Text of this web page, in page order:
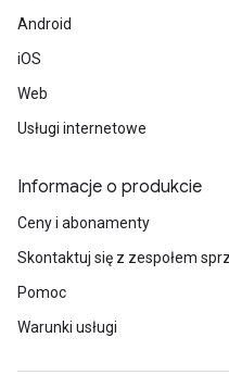
Android
iOS
Web
Usługi internetowe
Informacje o produkcie
Ceny i abonamenty
Skontaktuj się z zespołem
Pomoc
Warunki usługi